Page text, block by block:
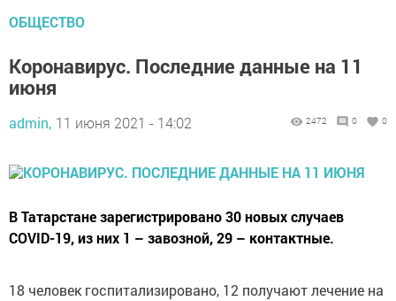
ОБЩЕСТВО
Коронавирус. Последние данные на 11
июня
admin, 11 июня 2021 - 14:02 2472 0 0
В Татарстане зарегистрировано 30 новых случаев
COVID-19, из них 1 – завозной, 29 – контактные.
18 человек госпитализировано, 12 получают лечение на